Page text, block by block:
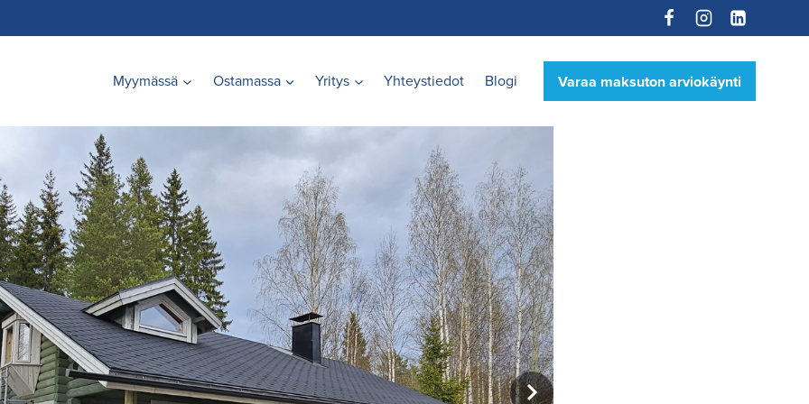
Myymässä Ostamassa Yritys Yhteystiedot Blogi Varaa maksuton arviokäynti